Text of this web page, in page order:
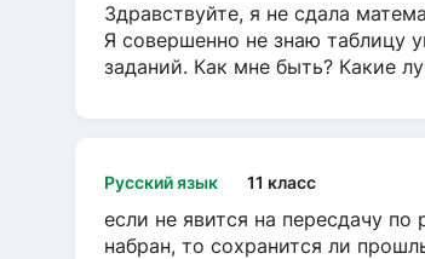
Здравствуйте, я не сдала
Я совершенно не знаю таблицу
заданий. Как мне быть? Какие
Русский язык 11 класс
если не явится на пересдачу
набран, то сохранится ли